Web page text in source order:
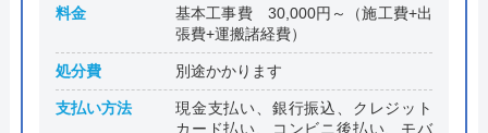
料金
基本工事費 30,000円～（施工費+出
張費+運搬諸経費）
処分費 別途かかります
支払い方法
現金支払い、銀行振込、クレジット
カード払い、コンビニ後払い、モバ